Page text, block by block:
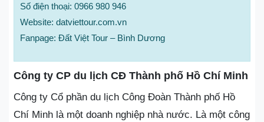
Số điện thoại: 0966 980 946
Website: datviettour.com.vn
Fanpage: Đất Việt Tour – Bình Dương
Công ty CP du lịch CĐ Thành phố Hồ Chí Minh
Công ty Cổ phần du lịch Công Đoàn Thành phố Hồ
Chí Minh là một doanh nghiệp nhà nước. Là một công